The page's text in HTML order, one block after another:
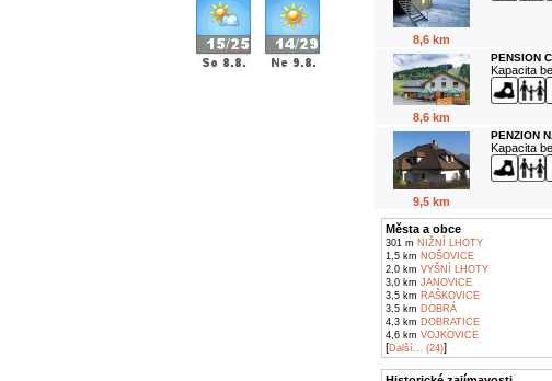
8,6 km
8,6 km
PENSION
Kapacita
9,5 km
PENZION
Kapacita
Města a obce
301 m NIŽNÍ LHOTY
1,5 km NOŠOVICE
2,0 km VYŠNÍ LHOTY
3,0 km JANOVICE
3,5 km RAŠKOVICE
3,5 km DOBRÁ
4,3 km DOBRATICE
4,6 km VOJKOVICE
[Další... (24)]